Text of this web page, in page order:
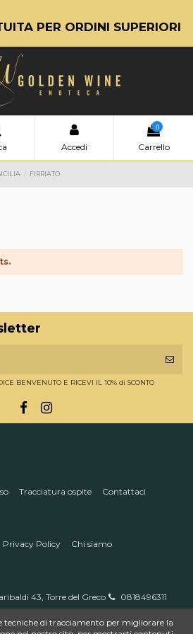
PER ORDINI SUPERIORI
Accedi
0
Carrello
FIRRIATO
BENVENUTO E RICEVI IL 10% di SCONTO
Tracciatura ospite Contattaci
Privacy Policy Chi siamo
43, Torre del Greco
0818496311
tecniche di tracciamento per migliorare la